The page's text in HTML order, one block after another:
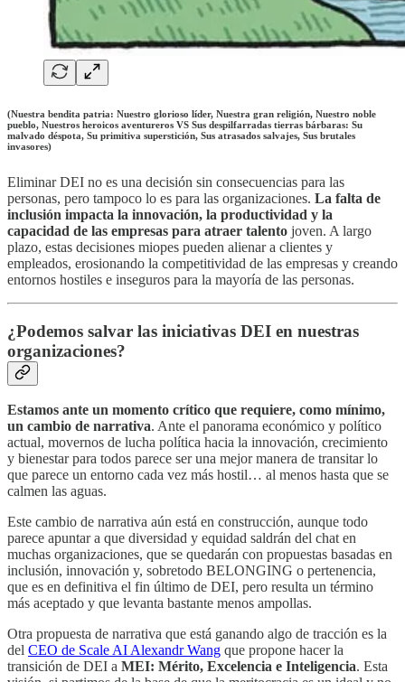
(Nuestra bendita patria: Nuestro glorioso líder, Nuestra gran religión, Nuestro noble
pueblo, Nuestros heroicos aventureros VS Sus despilfarradas tierras bárbaras: Su
malvado déspota, Su primitiva superstición, Sus atrasados salvajes, Sus brutales
invasores)
Eliminar DEI no es una decisión sin consecuencias para las
personas, pero tampoco lo es para las organizaciones. La falta de
inclusión impacta la innovación, la productividad y la
capacidad de las empresas para atraer talento joven. A largo
plazo, estas decisiones miopes pueden alienar a clientes y
empleados, erosionando la competitividad de las empresas y creando
entornos hostiles e inseguros para la mayoría de las personas.
¿Podemos salvar las iniciativas DEI en nuestras
organizaciones?
Estamos ante un momento crítico que requiere, como mínimo,
un cambio de narrativa. Ante el panorama económico y político
actual, movernos de lucha política hacia la innovación, crecimiento
y bienestar para todos parece ser una mejor manera de transitar lo
que parece un entorno cada vez más hostil… al menos hasta que se
calmen las aguas.
Este cambio de narrativa aún está en construcción, aunque todo
parece apuntar a que diversidad y equidad saldrán del chat en
muchas organizaciones, que se quedarán con propuestas basadas en
inclusión, innovación y, sobretodo BELONGING o pertenencia,
que es en definitiva el fin último de DEI, pero resulta un término
más aceptado y que levanta bastante menos ampollas.
Otra propuesta de narrativa que está ganando algo de tracción es la
del CEO de Scale AI Alexandr Wang que propone hacer la
transición de DEI a MEI: Mérito, Excelencia e Inteligencia. Esta